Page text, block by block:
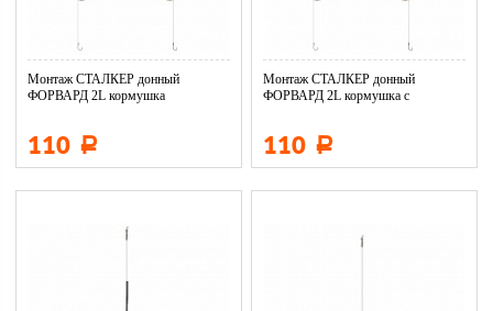
Монтаж СТАЛКЕР донный
ФОРВАРД 2L кормушка
110 Р
Монтаж СТАЛКЕР донный
ФОРВАРД 2L кормушка с
110 Р